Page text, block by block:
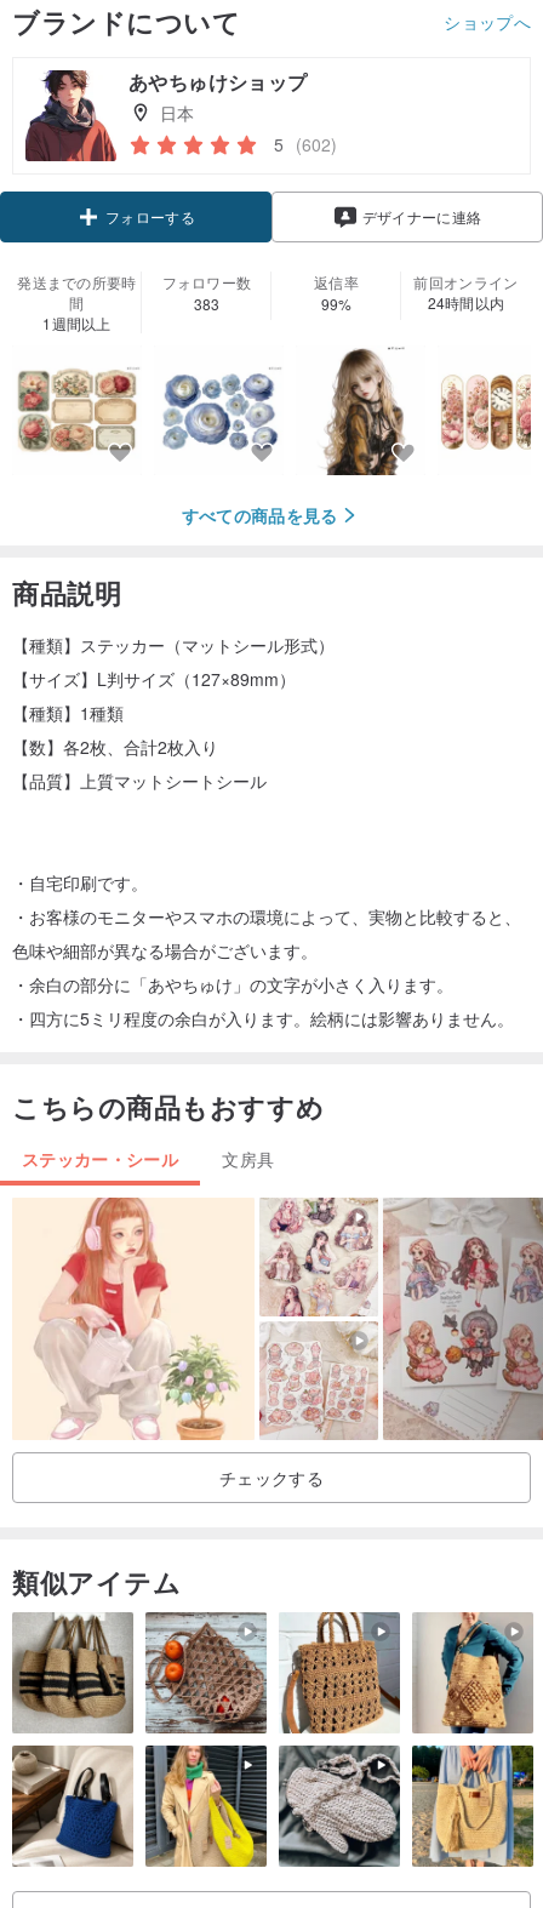
ブランドについて ショップへ
あやちゅけショップ
日本
5 (602)
クーポン取得
フォローする デザイナーに連絡
発送までの所要時
間
1週間以上
フォロワー数
383
返信率
99%
前回オンライン
24時間以内
すべての商品を見る
商品説明
【種類】ステッカー（マットシール形式）
【サイズ】L判サイズ（127×89mm）
【種類】1種類
【数】各2枚、合計2枚入り
【品質】上質マットシートシール
・自宅印刷です。
・お客様のモニターやスマホの環境によって、実物と比較すると、
色味や細部が異なる場合がございます。
・余白の部分に「あやちゅけ」の文字が小さく入ります。
・四方に5ミリ程度の余白が入ります。絵柄には影響ありません。
こちらの商品もおすすめ
ステッカー・シール 文房具
チェックする
類似アイテム